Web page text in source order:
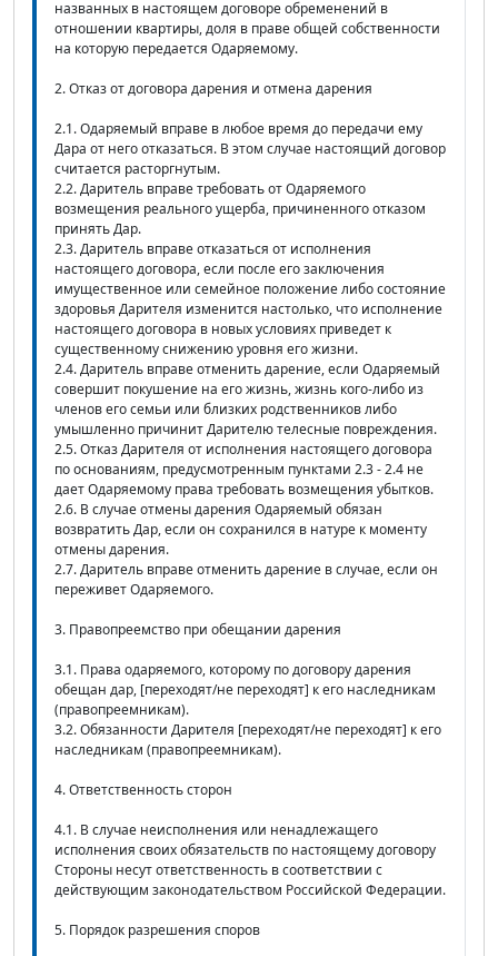
названных в настоящем договоре обременений в
отношении квартиры, доля в праве общей собственности
на которую передается Одаряемому.
2. Отказ от договора дарения и отмена дарения
2.1. Одаряемый вправе в любое время до передачи ему
Дара от него отказаться. В этом случае настоящий договор
считается расторгнутым.
2.2. Даритель вправе требовать от Одаряемого
возмещения реального ущерба, причиненного отказом
принять Дар.
2.3. Даритель вправе отказаться от исполнения
настоящего договора, если после его заключения
имущественное или семейное положение либо состояние
здоровья Дарителя изменится настолько, что исполнение
настоящего договора в новых условиях приведет к
существенному снижению уровня его жизни.
2.4. Даритель вправе отменить дарение, если Одаряемый
совершит покушение на его жизнь, жизнь кого-либо из
членов его семьи или близких родственников либо
умышленно причинит Дарителю телесные повреждения.
2.5. Отказ Дарителя от исполнения настоящего договора
по основаниям, предусмотренным пунктами 2.3 - 2.4 не
дает Одаряемому права требовать возмещения убытков.
2.6. В случае отмены дарения Одаряемый обязан
возвратить Дар, если он сохранился в натуре к моменту
отмены дарения.
2.7. Даритель вправе отменить дарение в случае, если он
переживет Одаряемого.
3. Правопреемство при обещании дарения
3.1. Права одаряемого, которому по договору дарения
обещан дар, [переходят/не переходят] к его наследникам
(правопреемникам).
3.2. Обязанности Дарителя [переходят/не переходят] к его
наследникам (правопреемникам).
4. Ответственность сторон
4.1. В случае неисполнения или ненадлежащего
исполнения своих обязательств по настоящему договору
Стороны несут ответственность в соответствии с
действующим законодательством Российской Федерации.
5. Порядок разрешения споров